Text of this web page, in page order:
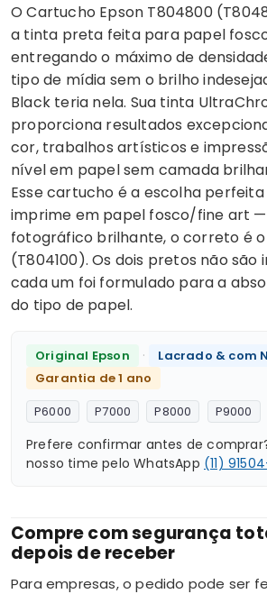
O Cartucho Epson T804800
a tinta preta feita para papel
entregando o máximo de
tipo de mídia sem o brilho
Black teria nela. Sua tinta
proporciona resultados
cor, trabalhos artísticos e
nível em papel sem camada
Esse cartucho é a escolha
imprime em papel fosco/fine art
fotográfico brilhante, o correto é
(T804100). Os dois pretos não são
cada um foi formulado para a
do tipo de papel.
Original Epson · Lacrado & com
Garantia de 1 ano
P6000
P7000 P8000 P9000
Prefere confirmar antes de
nosso time pelo WhatsApp (11)
Compre com segurança
depois de receber
Para empresas, o pedido pode ser